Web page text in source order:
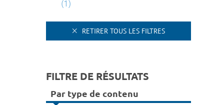
(1)
RETIRER TOUS LES FILTRES
FILTRE DE RÉSULTATS
Par type de contenu